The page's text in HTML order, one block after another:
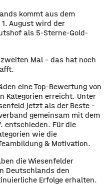
kommt aus dem
August wird der
als 5-Sterne-Gold-
Mal – das hat noch
eine Top-Bewertung von
Kategorien erreicht. Unter
jetzt als der Beste –
gemeinsam mit dem
entschieden. Für die
wie die
& Motivation.
die Wiesenfelder
Deutschlands den
Erfolge erhalten.